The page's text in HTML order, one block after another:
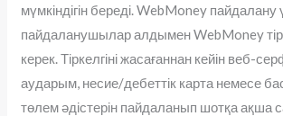
мүмкіндігін береді. WebMoney пайдалану
пайдаланушылар алдымен WebMoney
керек. Тіркелгіні жасағаннан кейін веб-
аударым, несие/дебеттік карта немесе
төлем әдістерін пайдаланып шотқа ақша